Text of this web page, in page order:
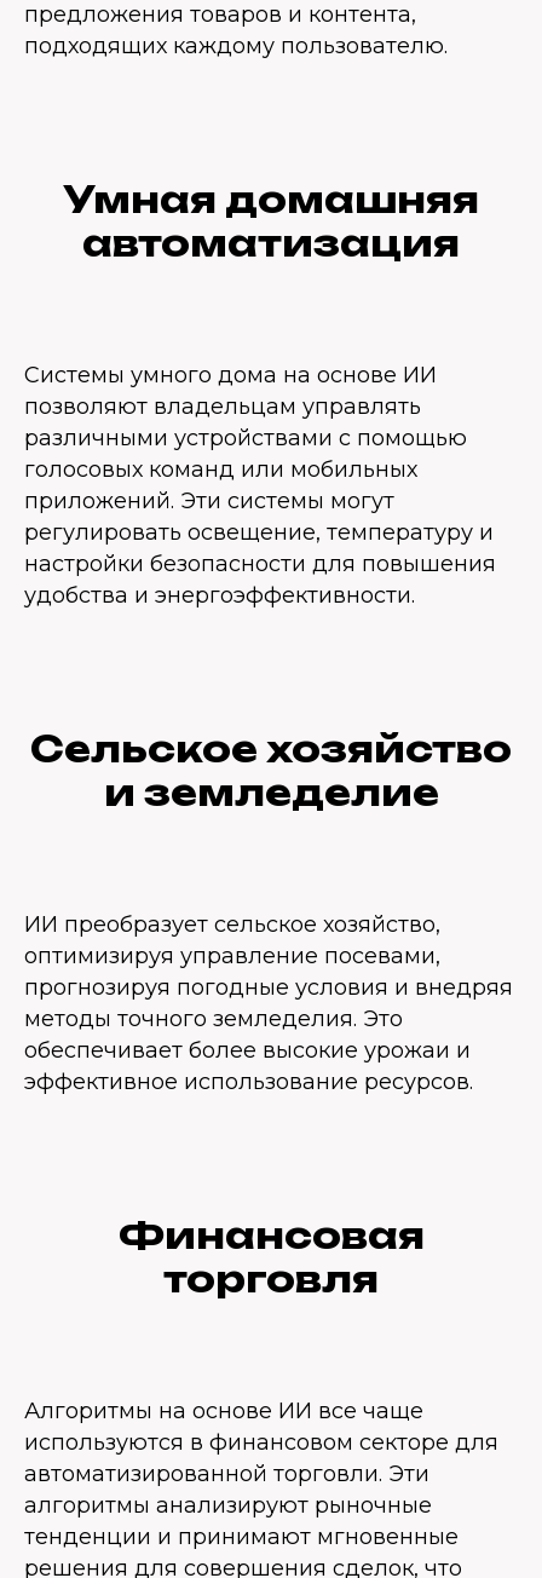
предложения товаров и контента,
подходящих каждому пользователю.
Умная домашняя
автоматизация
Системы умного дома на основе ИИ
позволяют владельцам управлять
различными устройствами с помощью
голосовых команд или мобильных
приложений. Эти системы могут
регулировать освещение, температуру и
настройки безопасности для повышения
удобства и энергоэффективности.
Сельское хозяйство
и земледелие
ИИ преобразует сельское хозяйство,
оптимизируя управление посевами,
прогнозируя погодные условия и внедряя
методы точного земледелия. Это
обеспечивает более высокие урожаи и
эффективное использование ресурсов.
Финансовая
торговля
Алгоритмы на основе ИИ все чаще
используются в финансовом секторе для
автоматизированной торговли. Эти
алгоритмы анализируют рыночные
тенденции и принимают мгновенные
решения для совершения сделок, что